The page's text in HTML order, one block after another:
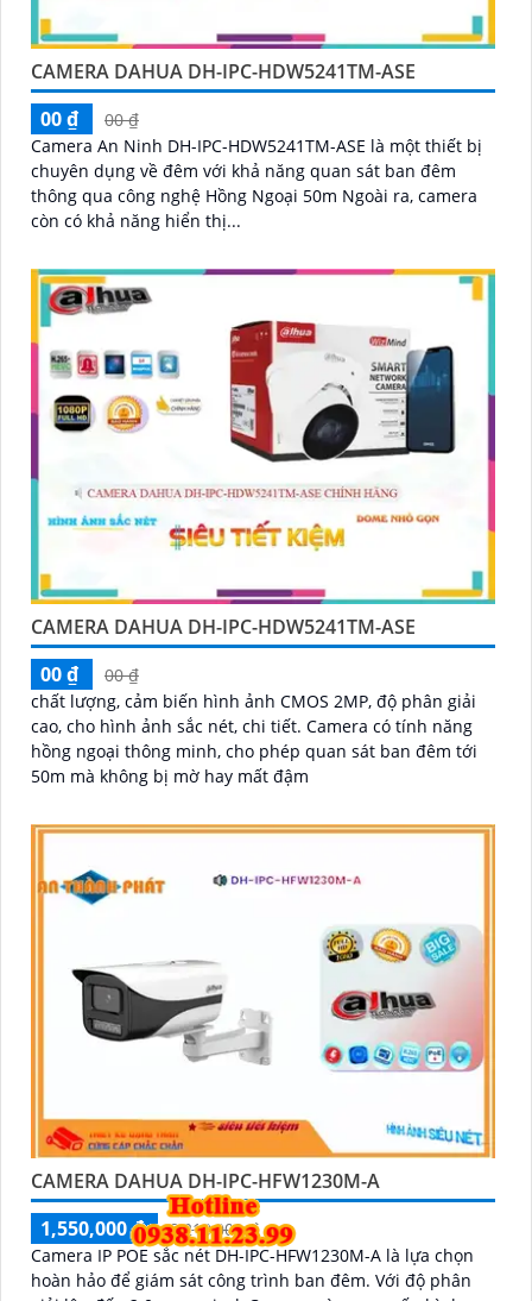
CAMERA DAHUA DH-IPC-HDW5241TM-ASE
00 ₫
00 ₫
Camera An Ninh DH-IPC-HDW5241TM-ASE là một thiết bị
chuyên dụng về đêm với khả năng quan sát ban đêm
thông qua công nghệ Hồng Ngoại 50m Ngoài ra, camera
còn có khả năng hiển thị...
CAMERA DAHUA DH-IPC-HDW5241TM-ASE
00 ₫
00 ₫
chất lượng, cảm biến hình ảnh CMOS 2MP, độ phân giải
cao, cho hình ảnh sắc nét, chi tiết. Camera có tính năng
hồng ngoại thông minh, cho phép quan sát ban đêm tới
50m mà không bị mờ hay mất đậm
CAMERA DAHUA DH-IPC-HFW1230M-A
1,550,000 ₫
2,210,000 ₫
Camera IP POE sắc nét DH-IPC-HFW1230M-A là lựa chọn
hoàn hảo để giám sát công trình ban đêm. Với độ phân